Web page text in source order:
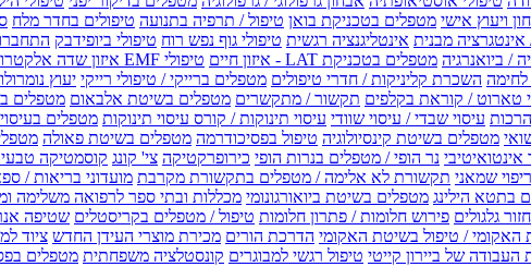
ויעוץ אישי מטפלים בטכניקת בואן טיפול / תרפיה בתנועה טיפולים בחדר מלח
/ אינטגרציה מבנית אינטליגנציה רגשית טיפולי גוף נפש רוח טיפולי ביופידבק
/ ביואנרגיה מטפלים בטכניקת LAT - איזון חיים טיפולי EMF איזון שדה אלקטרו מגנטי
לחימה השכרת קליניקות / חדרי טיפולים מטפלים ברייקי / טיפולי רייקי יעוץ
טארוט / קוראת בקלפים תקשור / מתקשרים מטפלים בשיטת אלבאום מטפלים
עיסוי שבדי / עיסוי שוודי עיסוי תינוקות / קורס עיסוי תינוקות מטפלים
מטפלים בשיטת קינסיולוגיה טיפול בפסיכודרמה מטפלים בשיטת פאולה
אינטואיטיבי נר הופי / מטפלים בנרות הופי כירופרקטיקה צי' קונג קוסמטיקה
שמאני תקשורת לא אלימה / מטפלים בתקשורת מקרבת מועדוני בריאות /
בתטא הילינג מטפלים בשיטת ביואורגונומי מכללות ובתי ספר לרפואה משלימה
גלגולים פירוש חלומות / פתרון חלומות טיפול / מטפלים בקריסטלים שטיפה
האקומי / טיפול בשיטת האקומי הדרכת הורים מכירת מוצרי העידן החדש ציוד
העבודה של ביירון קייטי טיפול רגשי למבוגרים קונסטלציה משפחתית מטפלים